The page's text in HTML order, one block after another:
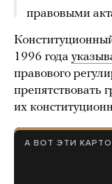
правовыми
1996 года
правового
препятствовать
их
А ВОТ ЭТИ